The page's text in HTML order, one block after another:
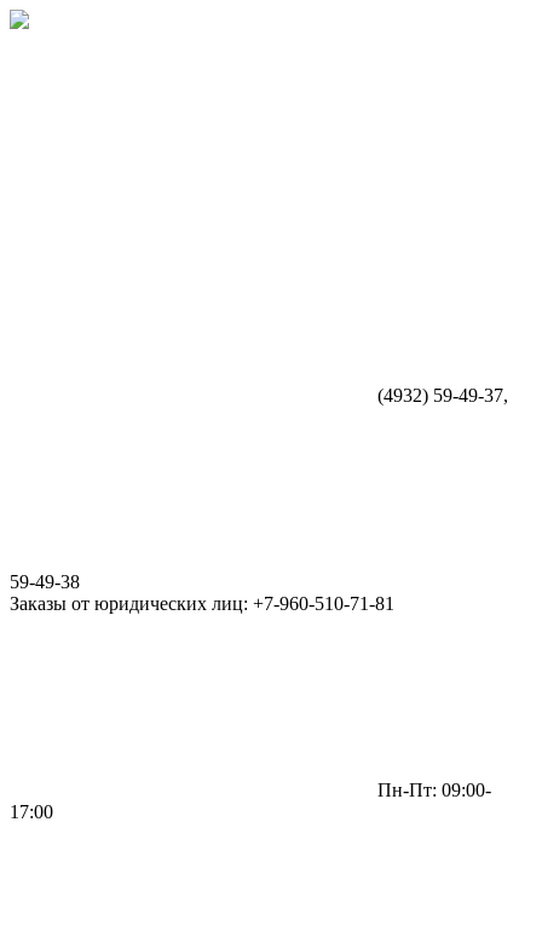
(4932) 59-49-37,
59-49-38
Заказы от юридических лиц: +7-960-510-71-81
Пн-Пт: 09:00-
17:00